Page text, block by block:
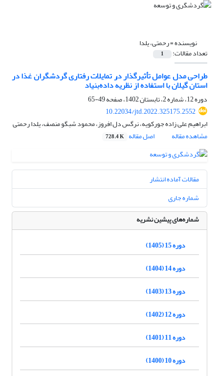
نویسنده =رحمتی، یلدا
تعداد مقالات: 1
طراحی مدل عوامل تأثیرگذار در تمایلات رفتاری گردشگران غذا در
استان گیلان با استفاده از نظریهٔ داده‌بنیاد
دوره 12، شماره 2، تابستان 1402، صفحه
49-65
10.22034/jtd.2022.325175.2552
ابراهیم علی زاده جورکویه، نرگس دل افروز، محمود شبگو منصف، یلدا رحمتی
مشاهده مقاله
اصل مقاله 728.4 K
مقالات آماده انتشار
شماره جاری
شماره‌های پیشین نشریه
دوره 15 (1405)
دوره 14 (1404)
دوره 13 (1403)
دوره 12 (1402)
دوره 11 (1401)
دوره 10 (1400)